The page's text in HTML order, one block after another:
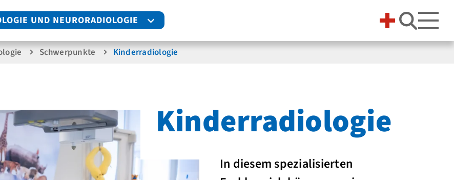
UND NEURORADIOLOGIE
Suche
Schwerpunkte Kinder­radiologie
Kinderradiologie
In diesem spezialisierten